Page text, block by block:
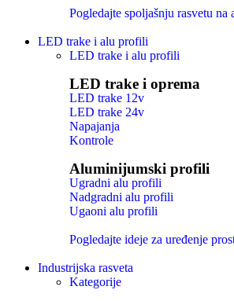
Pogledajte spoljašnju rasvetu na
LED trake i alu profili
LED trake i alu profili
LED trake i oprema
LED trake 12v
LED trake 24v
Napajanja
Kontrole
Aluminijumski profili
Ugradni alu profili
Nadgradni alu profili
Ugaoni alu profili
Pogledajte ideje za uređenje
Industrijska rasveta
Kategorije